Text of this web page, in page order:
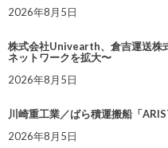
2026年8月5日
株式会社Univearth、倉吉運送株
ネットワークを拡大〜
2026年8月5日
川崎重工業／ばら積運搬船「
2026年8月5日